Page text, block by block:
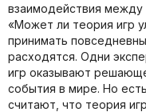
взаимодействия между
«Может ли теория игр
принимать
расходятся. Одни
игр оказывают
события в мире. Но
считают, что теория